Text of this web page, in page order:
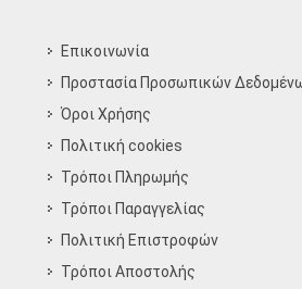
Επικοινωνία
Προστασία Προσωπικών
Όροι Χρήσης
Πολιτική cookies
Τρόποι Πληρωμής
Τρόποι Παραγγελίας
Πολιτική Επιστροφών
Τρόποι Aποστολής